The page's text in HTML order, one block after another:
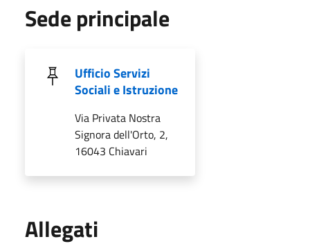
Sede principale
Ufficio Servizi
Sociali e Istruzione
Via Privata Nostra
Signora dell'Orto, 2,
16043 Chiavari
Allegati